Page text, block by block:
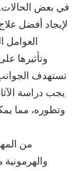
في بعض الحالات.
لإيجاد أفضل
العوامل
وتأثيرها
تستهدف الجوانب
يجب دراسة
وتطوره، مما
من